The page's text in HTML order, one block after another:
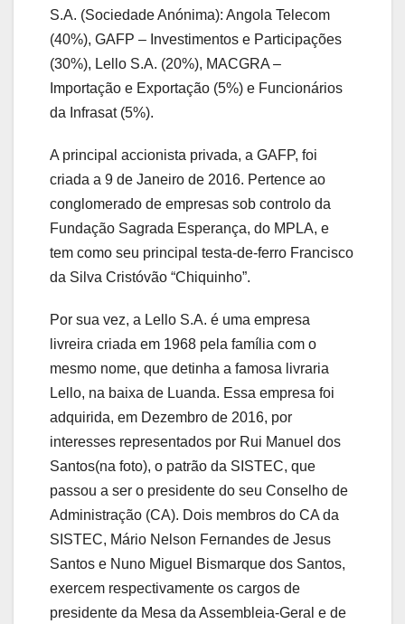
S.A. (Sociedade Anónima): Angola Telecom
(40%), GAFP – Investimentos e Participações
(30%), Lello S.A. (20%), MACGRA –
Importação e Exportação (5%) e Funcionários
da Infrasat (5%).
A principal accionista privada, a GAFP, foi
criada a 9 de Janeiro de 2016. Pertence ao
conglomerado de empresas sob controlo da
Fundação Sagrada Esperança, do MPLA, e
tem como seu principal testa-de-ferro Francisco
da Silva Cristóvão “Chiquinho”.
Por sua vez, a Lello S.A. é uma empresa
livreira criada em 1968 pela família com o
mesmo nome, que detinha a famosa livraria
Lello, na baixa de Luanda. Essa empresa foi
adquirida, em Dezembro de 2016, por
interesses representados por Rui Manuel dos
Santos(na foto), o patrão da SISTEC, que
passou a ser o presidente do seu Conselho de
Administração (CA). Dois membros do CA da
SISTEC, Mário Nelson Fernandes de Jesus
Santos e Nuno Miguel Bismarque dos Santos,
exercem respectivamente os cargos de
presidente da Mesa da Assembleia-Geral e de